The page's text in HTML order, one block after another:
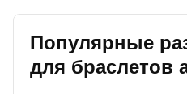
Популярные
для браслетов